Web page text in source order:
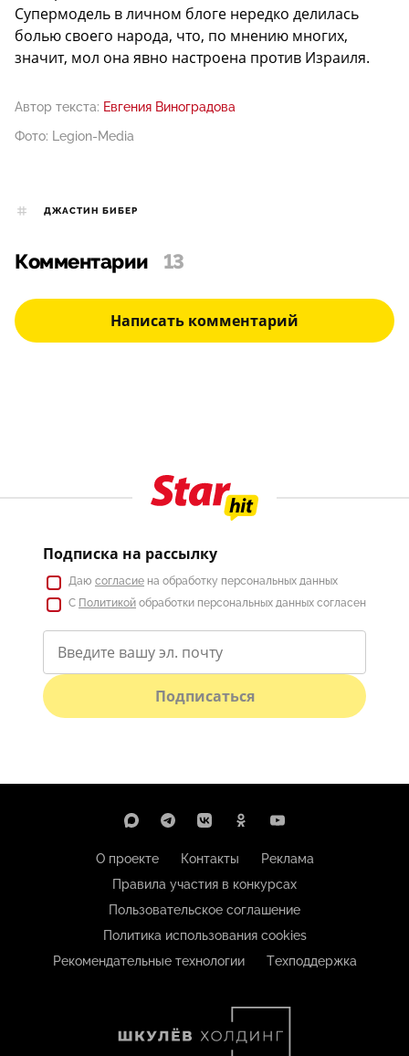
Супермодель в личном блоге нередко делилась
болью своего народа, что, по мнению многих,
значит, мол она явно настроена против Израиля.
Автор текста: Евгения Виноградова
Фото: Legion-Media
ДЖАСТИН БИБЕР
Комментарии 13
Написать комментарий
Подписка на рассылку
Даю согласие на обработку персональных данных
С Политикой обработки персональных данных согласен
Подписаться
О проекте Контакты
Реклама
Правила участия в конкурсах
Пользовательское соглашение
Политика использования cookies
Рекомендательные технологии
Техподдержка